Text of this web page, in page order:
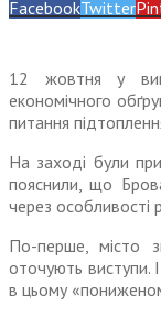
FacebookTwitter
12 жовтня у
економічного
питання
На заході були
пояснили, що
через особливості
По-перше, місто
оточують виступи.
в цьому